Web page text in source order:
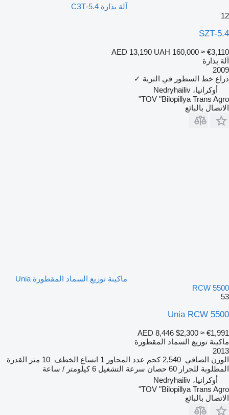
آلة بذارة СЗТ-5.4
12
SZT-5.4
AED 13,190 UAH 160,000 ≈ €3,110
آلة بذارة
2009
ذراع خط السطور في التربة ✓
أوكرانيا، Nedryhailiv
TOV "Bilopillya Trans Agro"
الاتصال بالبائع
ماكينة توزيع السماد المقطورة Unia
RCW 5500
53
Unia RCW 5500
AED 8,446 $2,300 ≈ €1,991
ماكينة توزيع السماد المقطورة
2013
الوزن الصافي 2,540 كجم عدد المحاور 1 اتساع الخطف 10 متر
القدرة
المطلوبة للجرار 60 حصان سرعة التشغيل 6 كيلومتر / ساعة
أوكرانيا، Nedryhailiv
TOV "Bilopillya Trans Agro"
الاتصال بالبائع